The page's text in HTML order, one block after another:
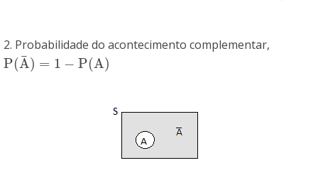
2. Probabilidade do acontecimento complementar,
P(A
¯) = 1 − P(A)
P(A¯)= 1− P( A)